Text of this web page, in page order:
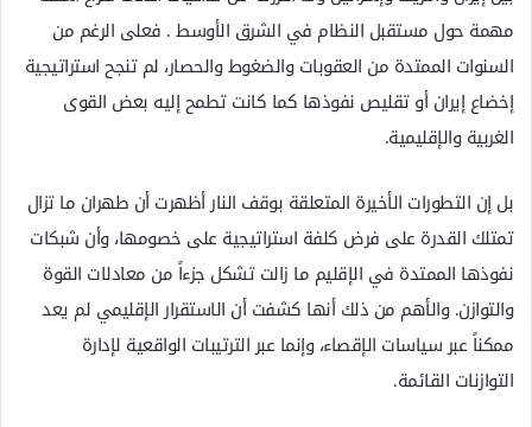
مهمة حول مستقبل النظام في الشرق الأوسط . فعلى الرغم من
السنوات الممتدة من العقوبات والضغوط والحصار، لم تنجح استراتيجية
إخضاع إيران أو تقليص نفوذها كما كانت تطمح إليه بعض القوى
الغربية والإقليمية.
بل إن التطورات الأخيرة المتعلقة بوقف النار أظهرت أن طهران ما تزال
تمتلك القدرة على فرض كلفة استراتيجية على خصومها، وأن شبكات
نفوذها الممتدة في الإقليم ما زالت تشكل جزءاً من معادلات القوة
والتوازن. والأهم من ذلك أنها كشفت أن الاستقرار الإقليمي لم يعد
ممكناً عبر سياسات الإقصاء، وإنما عبر الترتيبات الواقعية لإدارة
التوازنات القائمة.